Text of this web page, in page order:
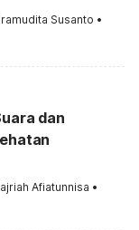
Susanto •
dan
Afiatunnisa •